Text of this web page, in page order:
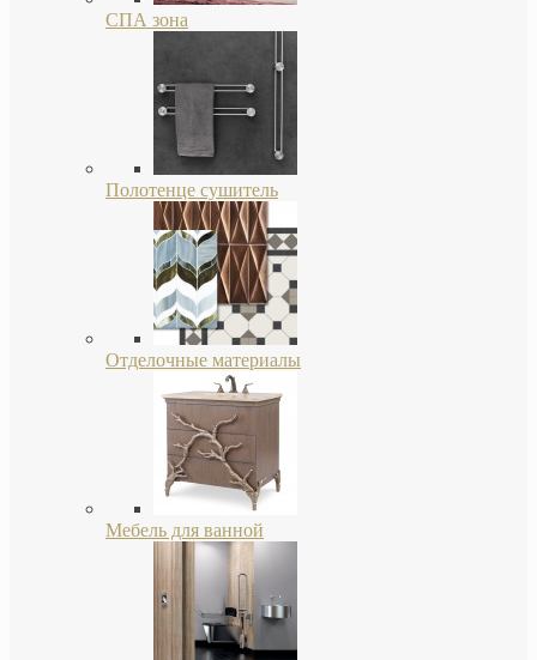
СПА зона
Полотенце сушитель
Отделочные материалы
Мебель для ванной